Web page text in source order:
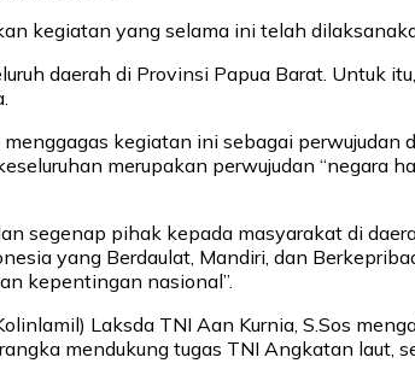
kegiatan yang selama ini telah
daerah di Provinsi Papua Barat. Untuk
kegiatan ini sebagai
merupakan perwujudan
segenap pihak kepada masyarakat di
yang Berdaulat, Mandiri, dan
kepentingan nasional”.
Laksda TNI Aan Kurnia, S.Sos
mendukung tugas TNI Angkatan laut,